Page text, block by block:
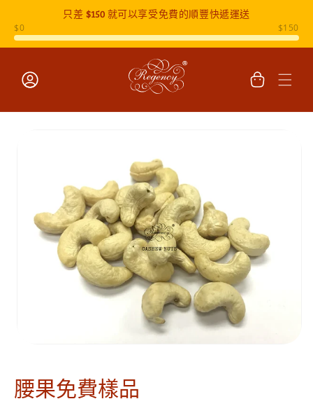
只差 $150就可以享受免費的順豐快遞運送
物
腰果免費樣品